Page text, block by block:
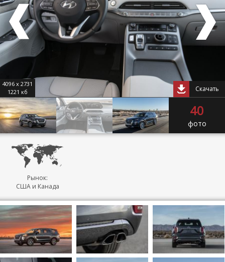
4096 x 2731
1221 кб
Скачать
40
фото
Рынок:
США и Канада